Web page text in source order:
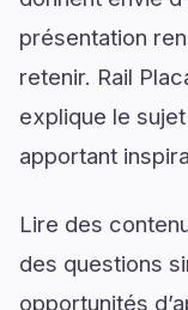
présentation
retenir. Rail
explique le
apportant
Lire des
des questions
opportunités